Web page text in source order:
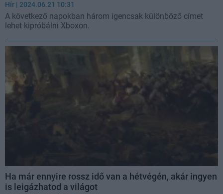
Hír | 2024.06.21 10:31
A következő napokban három igencsak különböző címet
lehet kipróbálni Xboxon.
Ha már ennyire rossz idő van a hétvégén, akár ingyen
is leigázhatod a világot